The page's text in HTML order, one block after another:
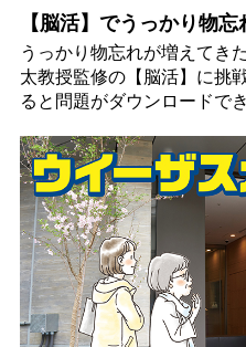
【脳活】でうっかり物忘
うっかり物忘れが増えてき
太教授監修の【脳活】に
ると問題がダウンロードでき